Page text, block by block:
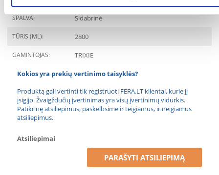
SPALVA: Sidabrinė
TŪRIS (ML): 2800
GAMINTOJAS: TRIXIE
Kokios yra prekių vertinimo taisyklės?
Produktą gali vertinti tik registruoti FERA.LT klientai, kurie jį
įsigijo. Žvaigždučių įvertinimas yra visų įvertinimų vidurkis.
Patikrinę atsiliepimus, paskelbsime ir teigiamus, ir neigiamus
atsiliepimus.
Atsiliepimai
PARAŠYTI ATSILIEPIMĄ